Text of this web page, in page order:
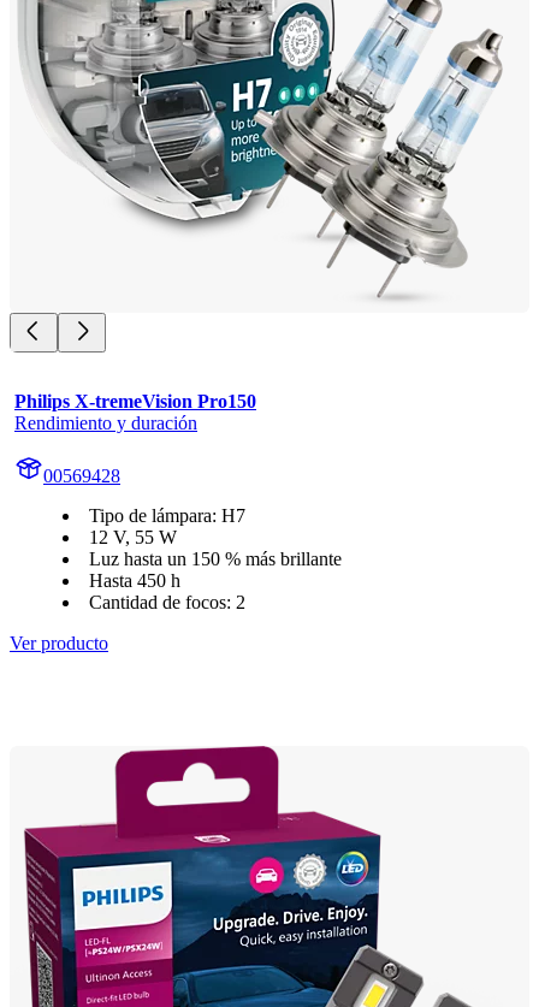
Philips X-tremeVision Pro150
Rendimiento y duración
00569428
Tipo de lámpara: H7
12 V, 55 W
Luz hasta un 150 % más brillante
Hasta 450 h
Cantidad de focos: 2
Ver producto